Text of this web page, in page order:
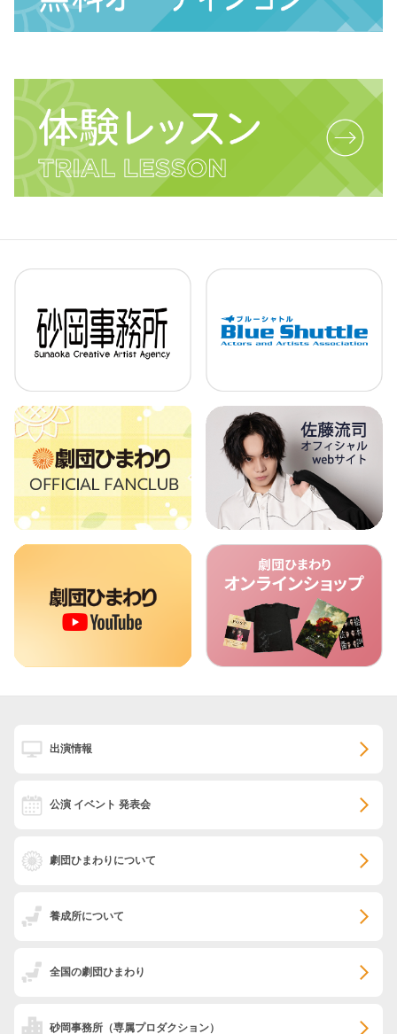
出演情報
公演 イベント 発表会
劇団ひまわりについて
養成所について
全国の劇団ひまわり
砂岡事務所 （専属プロダクション）